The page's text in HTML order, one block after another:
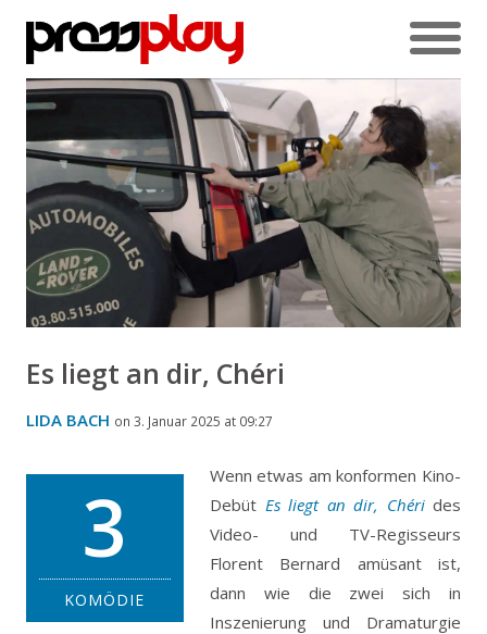
Es liegt an dir, Chéri
LIDA BACH on 3. Januar 2025 at 09:27
3
KOMÖDIE
Wenn etwas am konformen Kino-
Debüt Es liegt an dir, Chérides
Video- und TV-Regisseurs
Florent Bernard amüsant ist,
dann wie die zwei sich in
Inszenierung und Dramaturgie